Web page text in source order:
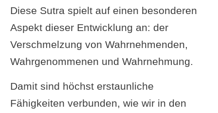
Diese Sutra spielt auf einen besonderen
Aspekt dieser Entwicklung an: der
Verschmelzung von Wahrnehmenden,
Wahrgenommenen und Wahrnehmung.
Damit sind höchst erstaunliche
Fähigkeiten verbunden, wie wir in den